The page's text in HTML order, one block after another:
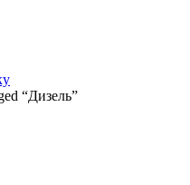
“Дизель”